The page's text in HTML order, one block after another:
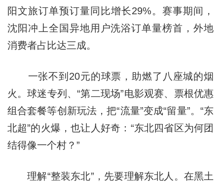
阳文旅订单预订量同比增长29%。赛事期间，
沈阳冲上全国异地用户洗浴订单量榜首，外地
消费者占比达三成。
一张不到20元的球票，助燃了八座城的烟
火。球迷专列、“第二现场”电影观赛、票根优惠
组合套餐等创新玩法，把“流量”变成“留量”。“东
北超”的火爆，也让人好奇：“东北四省区为何团
结得像一个村？”
理解“整装东北”，先要理解东北人。在黑土